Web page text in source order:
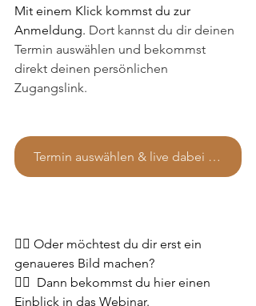
Mit einem Klick kommst du zur
Anmeldung. Dort kannst du dir deinen
Termin auswählen und bekommst
direkt deinen persönlichen
Zugangslink.
Termin auswählen & live dabei sein
👉🏻 Oder möchtest du dir erst ein
genaueres Bild machen?
👉🏻  Dann bekommst du hier einen
Einblick in das Webinar.